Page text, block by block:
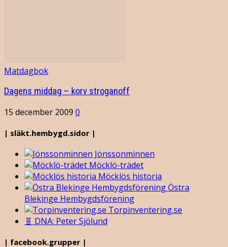
Matdagbok
Dagens middag – korv stroganoff
15 december 2009 0
| släkt.hembygd.sidor |
Jönssonminnen
Möcklö-trädet
Möcklös historia
Östra
Blekinge Hembygdsförening
Torpinventering.se
🧬 DNA: Peter Sjölund
| facebook.grupper |